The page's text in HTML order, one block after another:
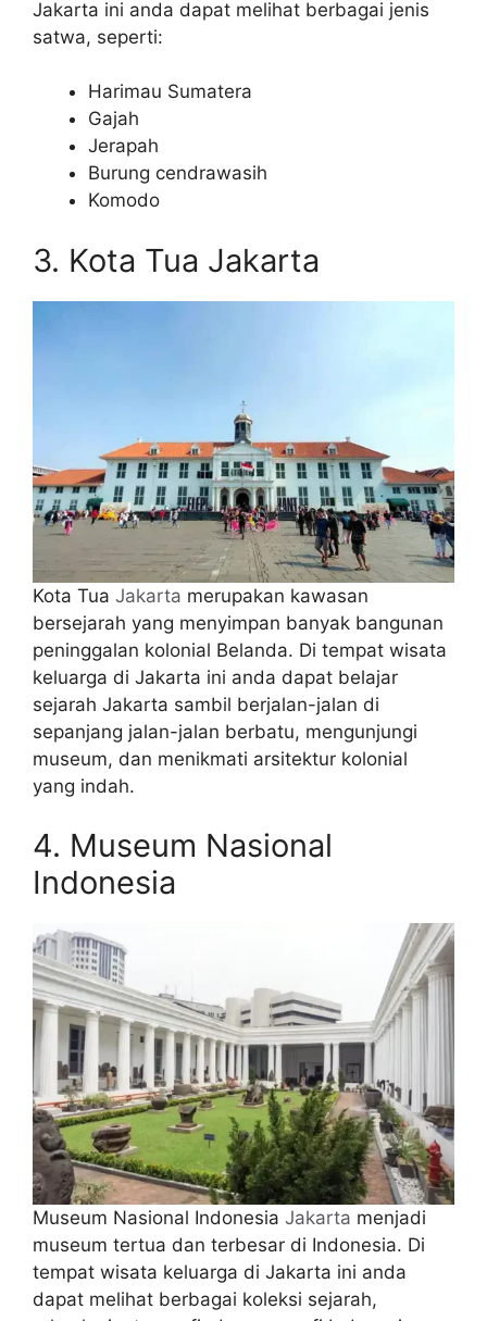
Jakarta ini anda dapat melihat berbagai jenis
satwa, seperti:
Harimau Sumatera
Gajah
Jerapah
Burung cendrawasih
Komodo
3. Kota Tua Jakarta
Kota Tua Jakarta merupakan kawasan
bersejarah yang menyimpan banyak bangunan
peninggalan kolonial Belanda. Di tempat wisata
keluarga di Jakarta ini anda dapat belajar
sejarah Jakarta sambil berjalan-jalan di
sepanjang jalan-jalan berbatu, mengunjungi
museum, dan menikmati arsitektur kolonial
yang indah.
4. Museum Nasional
Indonesia
Museum Nasional Indonesia Jakarta menjadi
museum tertua dan terbesar di Indonesia. Di
tempat wisata keluarga di Jakarta ini anda
dapat melihat berbagai koleksi sejarah,